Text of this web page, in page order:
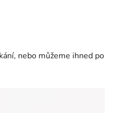
nebo můžeme ihned po